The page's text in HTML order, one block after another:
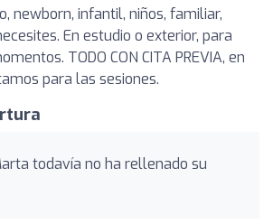
newborn, infantil, niños, familiar,
En estudio o exterior, para
TODO CON CITA PREVIA, en
para las sesiones.
todavía no ha rellenado su